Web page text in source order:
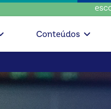
escolha
Conteúdos